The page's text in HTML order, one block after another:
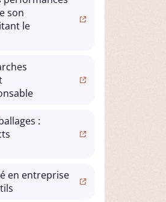
son
le
:
en entreprise